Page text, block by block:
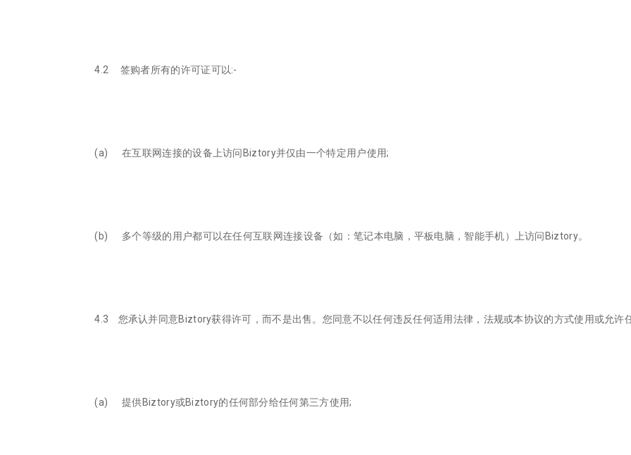
4.2 签购者所有的许可证可以:-
(a) 在互联网连接的设备上访问Biztory并仅由一个特定用户使用;
(b) 多个等级的用户都可以在任何互联网连接设备（如：笔记本电脑，平板电脑，智能手机）上访问Biztory。
4.3 您承认并同意Biztory获得许可，而不是出售。您同意不以任何违反任何适用法律，法规或本协议的方式使用或允许
(a) 提供Biztory或Biztory的任何部分给任何第三方使用;